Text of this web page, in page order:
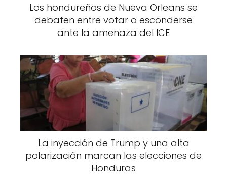
Los hondureños de Nueva Orleans se
debaten entre votar o esconderse
ante la amenaza del ICE
La inyección de Trump y una alta
polarización marcan las elecciones de
Honduras